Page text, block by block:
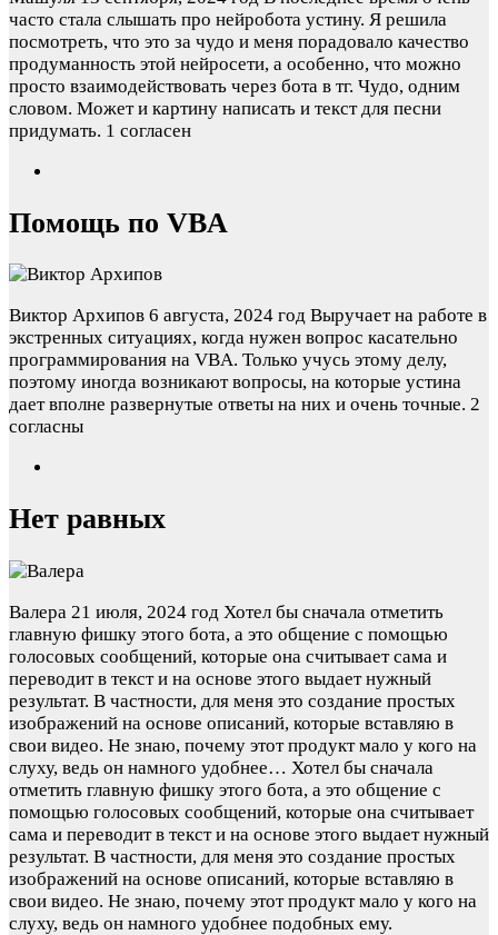
часто стала слышать про нейробота устину. Я решила
посмотреть, что это за чудо и меня порадовало качество
продуманность этой нейросети, а особенно, что можно
просто взаимодействовать через бота в тг. Чудо, одним
словом. Может и картину написать и текст для песни
придумать. 1 согласен
Помощь по VBA
Виктор Архипов 6 августа, 2024 год Выручает на работе в
экстренных ситуациях, когда нужен вопрос касательно
программирования на VBA. Только учусь этому делу,
поэтому иногда возникают вопросы, на которые устина
дает вполне развернутые ответы на них и очень точные. 2
согласны
Нет равных
Валера 21 июля, 2024 год Хотел бы сначала отметить
главную фишку этого бота, а это общение с помощью
голосовых сообщений, которые она считывает сама и
переводит в текст и на основе этого выдает нужный
результат. В частности, для меня это создание простых
изображений на основе описаний, которые вставляю в
свои видео. Не знаю, почему этот продукт мало у кого на
слуху, ведь он намного удобнее… Хотел бы сначала
отметить главную фишку этого бота, а это общение с
помощью голосовых сообщений, которые она считывает
сама и переводит в текст и на основе этого выдает нужный
результат. В частности, для меня это создание простых
изображений на основе описаний, которые вставляю в
свои видео. Не знаю, почему этот продукт мало у кого на
слуху, ведь он намного удобнее подобных ему.